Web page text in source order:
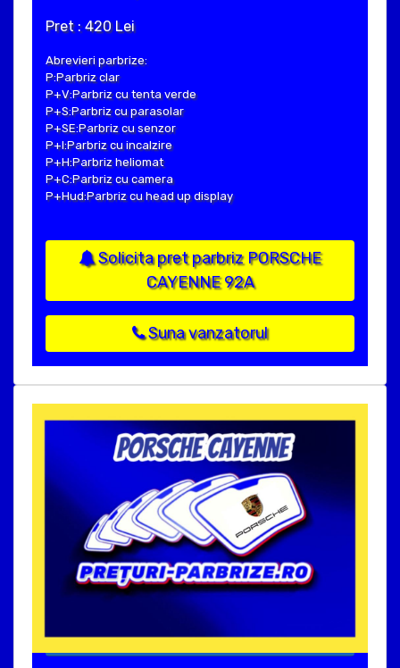
Pret : 420 Lei
Abrevieri parbrize:
P:Parbriz clar
P+V:Parbriz cu tenta verde
P+S:Parbriz cu parasolar
P+SE:Parbriz cu senzor
P+I:Parbriz cu incalzire
P+H:Parbriz heliomat
P+C:Parbriz cu camera
P+Hud:Parbriz cu head up display
Solicita pret parbriz PORSCHE
CAYENNE 92A
Suna vanzatorul